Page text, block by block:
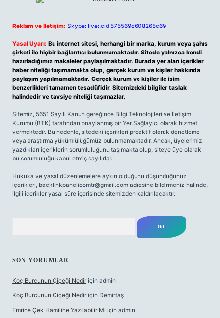
Reklam ve İletişim: Skype: live:.cid.575569c608265c69
Yasal Uyarı: Bu internet sitesi, herhangi bir marka, kurum veya şahıs
şirketi ile hiçbir bağlantısı bulunmamaktadır. Sitede yalnızca kendi
hazırladığımız makaleler paylaşılmaktadır. Burada yer alan içerikler
haber niteliği taşımamakta olup, gerçek kurum ve kişiler hakkında
paylaşım yapılmamaktadır. Gerçek kurum ve kişiler ile isim
benzerlikleri tamamen tesadüfidir. Sitemizdeki bilgiler taslak
halindedir ve tavsiye niteliği taşımazlar.
Sitemiz, 5651 Sayılı Kanun gereğince Bilgi Teknolojileri ve İletişim
Kurumu (BTK) tarafından onaylanmış bir Yer Sağlayıcı olarak hizmet
vermektedir. Bu nedenle, sitedeki içerikleri proaktif olarak denetleme
veya araştırma yükümlülüğümüz bulunmamaktadır. Ancak, üyelerimiz
yazdıkları içeriklerin sorumluluğunu taşımakta olup, siteye üye olarak
bu sorumluluğu kabul etmiş sayılırlar.
Hukuka ve yasal düzenlemelere aykırı olduğunu düşündüğünüz
içerikleri, backlinkpanelicomtr@gmail.com adresine bildirmeniz halinde,
ilgili içerikler yasal süre içerisinde sitemizden kaldırılacaktır.
SON YORUMLAR
Koç Burcunun Çiçeği Nedir için admin
Koç Burcunun Çiçeği Nedir için Demirtaş
Emrine Çek Hamiline Yazılabilir Mi için admin